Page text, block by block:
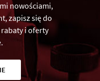
nowościami,
zapisz się do
i oferty